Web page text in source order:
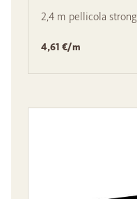
2,4 m pellicola
4,61 €/m